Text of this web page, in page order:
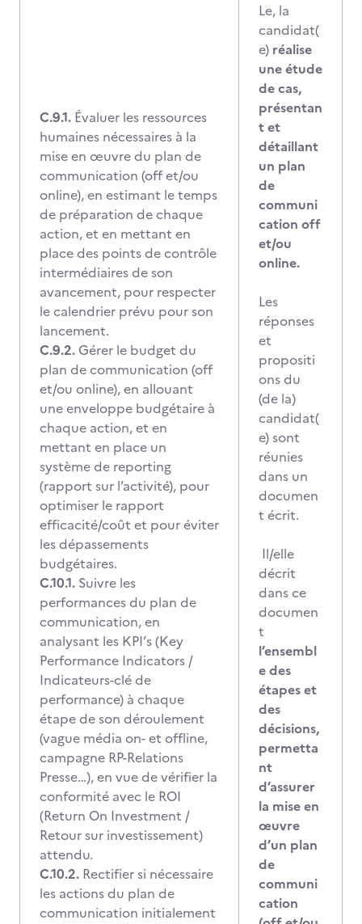
C.9.1. Évaluer les ressources
humaines nécessaires à la
mise en œuvre du plan de
communication (off et/ou
online), en estimant le temps
de préparation de chaque
action, et en mettant en
place des points de contrôle
intermédiaires de son
avancement, pour respecter
le calendrier prévu pour son
lancement.
C.9.2. Gérer le budget du
plan de communication (off
et/ou online), en allouant
une enveloppe budgétaire à
chaque action, et en
mettant en place un
système de reporting
(rapport sur l’activité), pour
optimiser le rapport
efficacité/coût et pour éviter
les dépassements
budgétaires.
C.10.1. Suivre les
performances du plan de
communication, en
analysant les KPI’s (Key
Performance Indicators /
Indicateurs-clé de
performance) à chaque
étape de son déroulement
(vague média on- et offline,
campagne RP-Relations
Presse…), en vue de vérifier la
conformité avec le ROI
(Return On Investment /
Retour sur investissement)
attendu.
C.10.2. Rectifier si nécessaire
les actions du plan de
communication initialement
Le, la
candidat(
e) réalise
une étude
de cas,
présentan
t et
détaillant
un plan
de
communi
cation off
et/ou
online.
Les
réponses
et
propositi
ons du
(de la)
candidat(
e) sont
réunies
dans un
documen
t écrit.
Il/elle
décrit
dans ce
documen
t
l’ensembl
e des
étapes et
des
décisions,
permetta
nt
d’assurer
la mise en
œuvre
d’un plan
de
communi
cation